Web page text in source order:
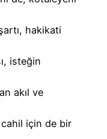
hakikati
isteğin
akıl ve
için de bir